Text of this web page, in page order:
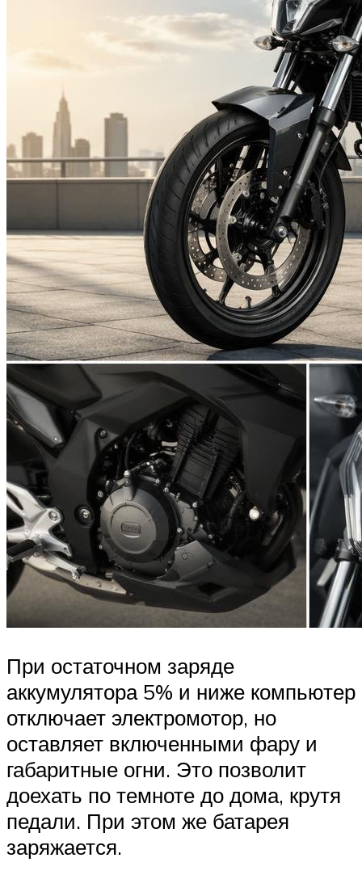
При остаточном заряде
аккумулятора 5% и ниже компьютер
отключает электромотор, но
оставляет включенными фару и
габаритные огни. Это позволит
доехать по темноте до дома, крутя
педали. При этом же батарея
заряжается.